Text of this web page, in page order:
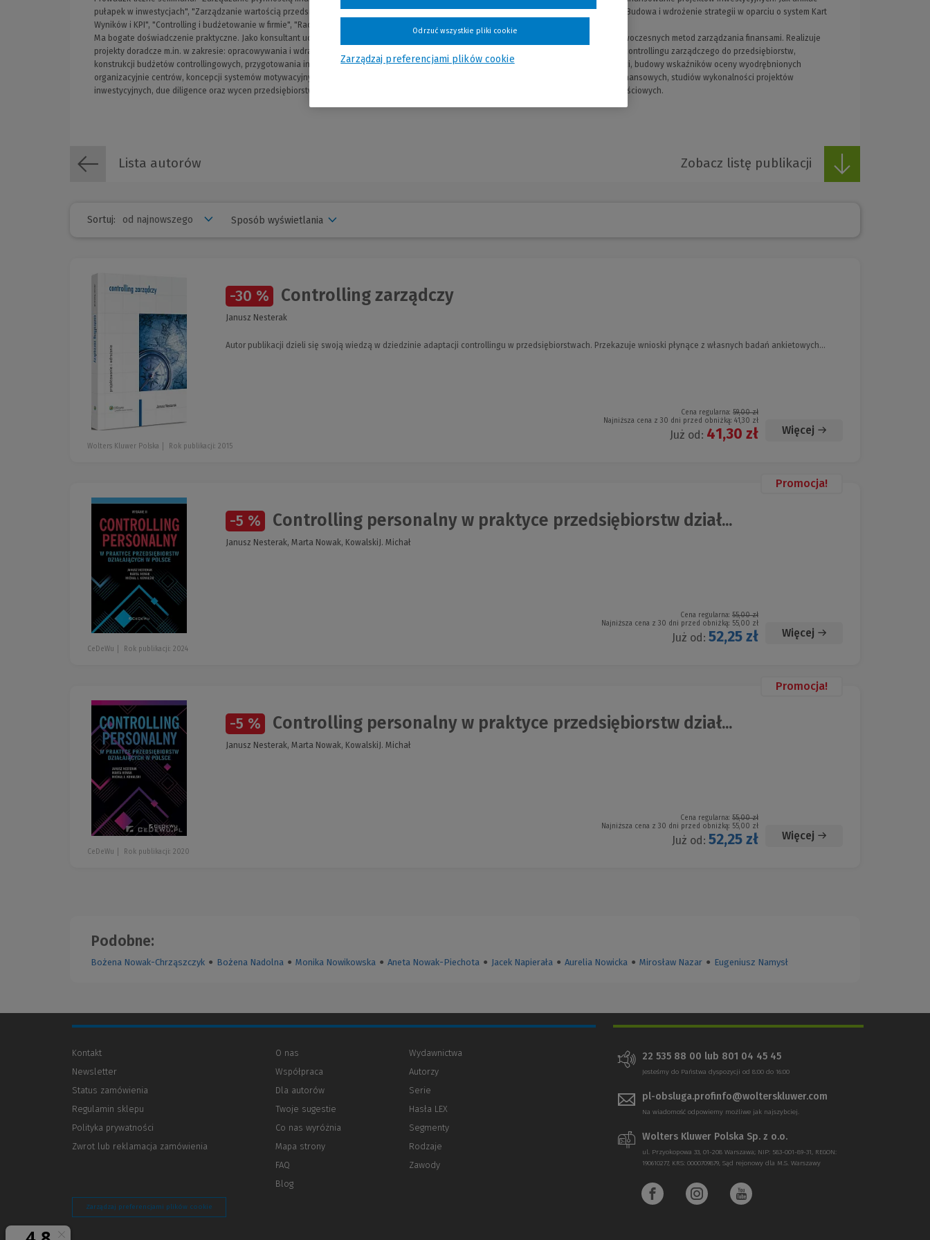
pułapek w inwestycjach", "Zarządzanie wartością przedsiębiorstwa -Value Based Management.Metodyka i narzędzia","Balanced Scorecard.
Budowa i wdrożenie strategii w oparciu o system Kart
Wyników i KPI", "Controlling i budżetowanie w firmie", "Rachunkowość zarządcza i controlling", "Zarządzanie finansami przedsiębiorstw" i inne.
Ma bogate doświadczenie praktyczne. Jako konsultant uczestniczy w opracowywaniu koncepcji i wdrażaniu do firm systemu controllingu i nowoczesnych metod zarządzania finansami. Realizuje
projekty doradcze m.in. w zakresie: opracowywania i wdrażania rozwiązań organizacyjnych w różnych obszarach funkcjonalnych, wdrożenia controllingu zarządczego do przedsiębiorstw,
konstrukcji budżetów controllingowych, przygotowania instrukcji budżetowania w firmie, wdrożenia systemu oceny centrów odpowiedzialności, budowy wskaźników oceny wyodrębnionych
organizacyjnie centrów, koncepcji systemów motywacyjnych opartych na controllingu. Jest też współautorem wielu ekspertyz ekonomiczno-finansowych, studiów wykonalności projektów
inwestycyjnych, due diligence oraz wycen przedsiębiorstw w kontekście prywatyzacji, a także wprowadzenia spółek na rynek papierów wartościowych.
Lista autorów Zobacz listę publikacji
Sortuj: Sposób wyświetlania
-30 % Controlling zarządczy
Janusz Nesterak
Autor publikacji dzieli się swoją wiedzą w dziedzinie adaptacji controllingu w przedsiębiorstwach. Przekazuje wnioski płynące z własnych badań ankietowych...
Cena regularna: 59,00 zł
Najniższa cena z 30 dni przed obniżką: 41,30 zł
Już od: 41,30 zł Więcej
Wolters Kluwer Polska Rok publikacji: 2015
Promocja!
-5 % Controlling personalny w praktyce przedsiębiorstw dział...
Janusz Nesterak, Marta Nowak, KowalskiJ. Michał
Cena regularna: 55,00 zł
Najniższa cena z 30 dni przed obniżką: 55,00 zł
Już od: 52,25 zł Więcej
CeDeWu Rok publikacji: 2024
Promocja!
-5 % Controlling personalny w praktyce przedsiębiorstw dział...
Janusz Nesterak, Marta Nowak, KowalskiJ. Michał
Cena regularna: 55,00 zł
Najniższa cena z 30 dni przed obniżką: 55,00 zł
Już od: 52,25 zł Więcej
CeDeWu Rok publikacji: 2020
Podobne:
Bożena Nowak-Chrząszczyk ● Bożena Nadolna ● Monika Nowikowska ● Aneta Nowak-Piechota ● Jacek Napierała ● Aurelia Nowicka ● Mirosław Nazar ● Eugeniusz Namysł
Kontakt
Newsletter
Status zamówienia
Regulamin sklepu
Polityka prywatności
innej
Zwrot lub reklamacja zamówienia
O nas
Współpraca
Dla autorów
innej
strony)
Twoje sugestie
Co nas wyróżnia
Mapa strony
FAQ
Blog
Wydawnictwa
Autorzy
Serie
Hasła LEX
Segmenty
Rodzaje
Zawody
Zarządzaj preferencjami plików cookie
22 535 88 00 lub 801 04 45 45
Jesteśmy do Państwa dyspozycji od 8:00 do 16:00
pl-obsluga.profinfo@wolterskluwer.com
Na wiadomość odpowiemy możliwe jak najszybciej.
Wolters Kluwer Polska Sp. z o.o.
ul. Przyokopowa 33, 01-208 Warszawa; NIP: 583-001-89-31, REGON:
190610277, KRS: 0000709879, Sąd rejonowy dla M.S. Warszawy
Zarządzaj preferencjami plików cookie
Odrzuć wszystkie pliki cookie